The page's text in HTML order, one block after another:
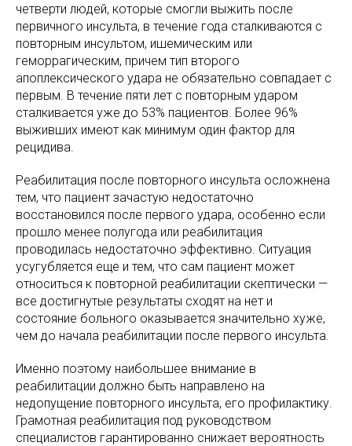
четверти людей, которые смогли выжить после
первичного инсульта, в течение года сталкиваются с
повторным инсультом, ишемическим или
геморрагическим, причем тип второго
апоплексического удара не обязательно совпадает с
первым. В течение пяти лет с повторным ударом
сталкивается уже до 53% пациентов. Более 96%
выживших имеют как минимум один фактор для
рецидива.
Реабилитация после повторного инсульта осложнена
тем, что пациент зачастую недостаточно
восстановился после первого удара, особенно если
прошло менее полугода или реабилитация
проводилась недостаточно эффективно. Ситуация
усугубляется еще и тем, что сам пациент может
относиться к повторной реабилитации скептически —
все достигнутые результаты сходят на нет и
состояние больного оказывается значительно хуже,
чем до начала реабилитации после первого инсульта.
Именно поэтому наибольшее внимание в
реабилитации должно быть направлено на
недопущение повторного инсульта, его профилактику.
Грамотная реабилитация под руководством
специалистов гарантированно снижает вероятность